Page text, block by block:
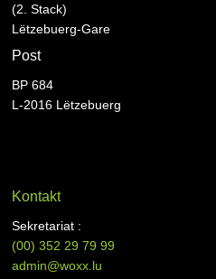
(2. Stack)
Lëtzebuerg-Gare
Post
BP 684
L-2016 Lëtzebuerg
Kontakt
Sekretariat :
(00)352 29 79 99
admin@woxx.lu